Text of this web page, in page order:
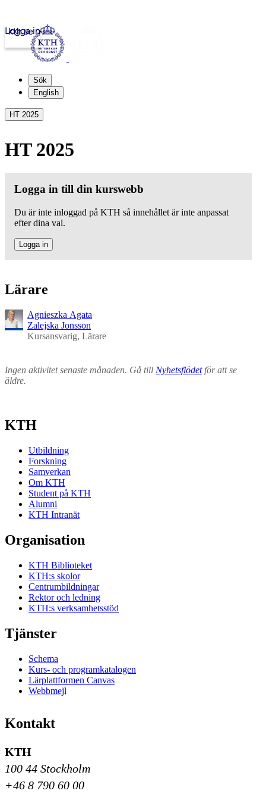
kth.se
Logga in
Sök
English
HT 2025
HT 2025
Logga in till din kurswebb
Du är inte inloggad på KTH så innehållet är inte anpassat
efter dina val.
Logga in
Lärare
Agnieszka Agata
Zalejska Jonsson
Kursansvarig, Lärare
Ingen aktivitet senaste månaden. Gå till Nyhetsflödetför att se
äldre.
KTH
Utbildning
Forskning
Samverkan
Om KTH
Student på KTH
Alumni
KTH Intranät
Organisation
KTH Biblioteket
KTH:s skolor
Centrumbildningar
Rektor och ledning
KTH:s verksamhetsstöd
Tjänster
Schema
Kurs- och programkatalogen
Lärplattformen Canvas
Webbmejl
Kontakt
KTH
100 44 Stockholm
+46 8 790 60 00